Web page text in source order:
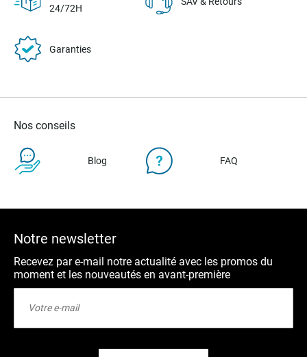
24/72H
Garanties
Nos conseils
Blog FAQ
Notre newsletter
Recevez par e-mail notre actualité avec les promos du
moment et les nouveautés en avant-première